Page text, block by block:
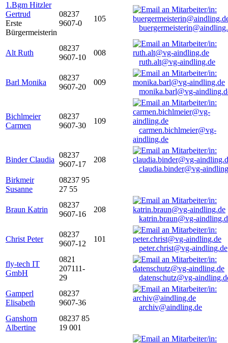
1.Bgm Hitzler
Gertrud
Erste
Bürgermeisterin
08237
9607-0
105
Alt Ruth
08237
9607-10
008
ruth.alt@vg-aindling.de
Barl Monika
08237
9607-20
009
monika.barl@vg-
Bichlmeier
Carmen
08237
9607-30
109
carmen.bichlmeier@vg-
aindling.de
Binder Claudia
08237
9607-17
208
claudia.binder@vg-
Birkmeir
Susanne
08237 95
27 55
Braun Katrin
08237
9607-16
208
katrin.braun@vg-
Christ Peter
08237
9607-12
101
peter.christ@vg-aindling.de
fly-tech IT
GmbH
0821
207111-
29
datenschutz@vg-
Gamperl
Elisabeth
08237
9607-36
archiv@aindling.de
Ganshorn
Albertine
08237 85
19 001